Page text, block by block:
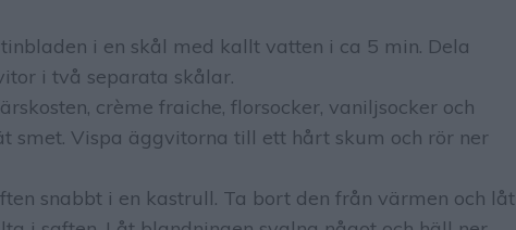
i en skål med kallt vatten i ca 5 min. Dela
i två separata skålar.
crème fraiche, florsocker, vaniljsocker och
smet. Vispa äggvitorna till ett hårt skum och rör ner
snabbt i en kastrull. Ta bort den från värmen och låt